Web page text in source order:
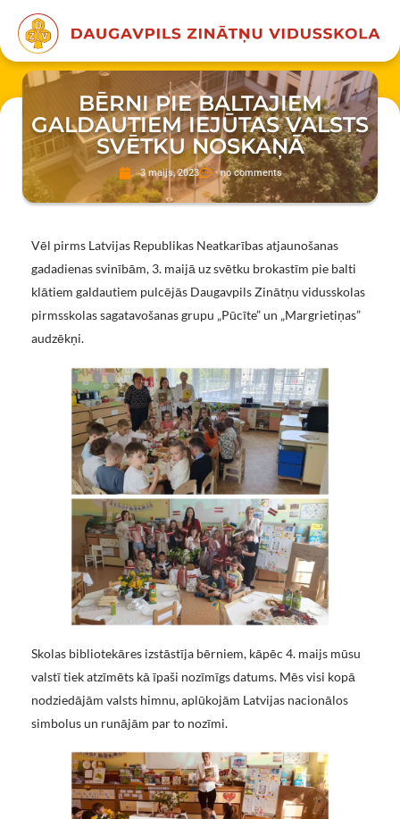
BĒRNI PIE BALTAJIEM
GALDAUTIEM IEJŪTAS VALSTS
SVĒTKU NOSKAŅĀ
3 maijs, 2023 no comments
Vēl pirms Latvijas Republikas Neatkarības atjaunošanas
gadadienas svinībām, 3. maijā uz svētku brokastīm pie balti
klātiem galdautiem pulcējās Daugavpils Zinātņu vidusskolas
pirmsskolas sagatavošanas grupu „Pūcīte” un „Margrietiņas”
audzēkņi.
Skolas bibliotekāres izstāstīja bērniem, kāpēc 4. maijs mūsu
valstī tiek atzīmēts kā īpaši nozīmīgs datums. Mēs visi kopā
nodziedājām valsts himnu, aplūkojām Latvijas nacionālos
simbolus un runājām par to nozīmi.